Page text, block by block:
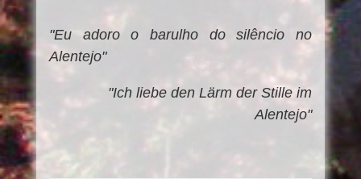
"Eu adoro o barulho do silêncio no
Alentejo"
"Ich liebe den Lärm der Stille im
Alentejo"